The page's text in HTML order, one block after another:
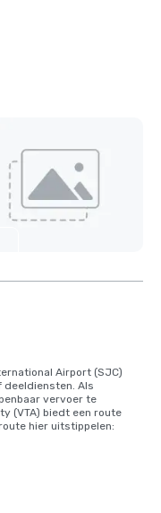
Airport (SJC)
deeldiensten. Als
vervoer te
(VTA) biedt een route
hier uitstippelen:
of gebruik te maken van
de trein gebruiken via
www.caltrain.com